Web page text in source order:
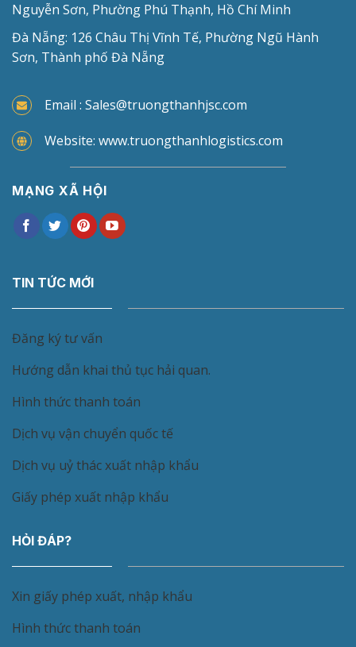
Nguyễn Sơn, Phường Phú Thạnh, Hồ Chí Minh
Đà Nẵng: 126 Châu Thị Vĩnh Tế, Phường Ngũ Hành
Sơn, Thành phố Đà Nẵng
Email : Sales@truongthanhjsc.com
Website: www.truongthanhlogistics.com
MẠNG XÃ HỘI
TIN TỨC MỚI
Đăng ký tư vấn
Hướng dẫn khai thủ tục hải quan.
Hình thức thanh toán
Dịch vụ vận chuyển quốc tế
Dịch vụ uỷ thác xuất nhập khẩu
Giấy phép xuất nhập khẩu
HỎI ĐÁP?
Xin giấy phép xuất, nhập khẩu
Hình thức thanh toán